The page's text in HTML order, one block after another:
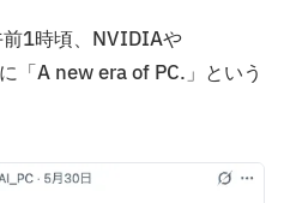
1時頃、NVIDIAや
「A new era of PC.」という